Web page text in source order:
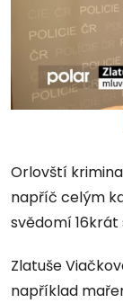
Orlovští
napříč celým
svědomí 16krát
Zlatuše
například